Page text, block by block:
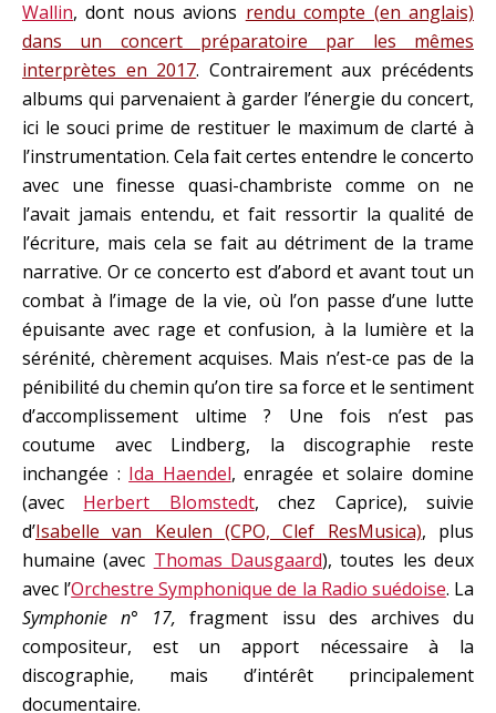
Wallin, dont nous avions rendu compte (en anglais)
dans un concert préparatoire par les mêmes
interprètes en 2017. Contrairement aux précédents
albums qui parvenaient à garder l’énergie du concert,
ici le souci prime de restituer le maximum de clarté à
l’instrumentation. Cela fait certes entendre le concerto
avec une finesse quasi-chambriste comme on ne
l’avait jamais entendu, et fait ressortir la qualité de
l’écriture, mais cela se fait au détriment de la trame
narrative. Or ce concerto est d’abord et avant tout un
combat à l’image de la vie, où l’on passe d’une lutte
épuisante avec rage et confusion, à la lumière et la
sérénité, chèrement acquises. Mais n’est-ce pas de la
pénibilité du chemin qu’on tire sa force et le sentiment
d’accomplissement ultime ? Une fois n’est pas
coutume avec Lindberg, la discographie reste
inchangée : Ida Haendel, enragée et solaire domine
(avec Herbert Blomstedt, chez Caprice), suivie
d’Isabelle van Keulen (CPO, Clef ResMusica), plus
humaine (avec Thomas Dausgaard), toutes les deux
avec l’Orchestre Symphonique de la Radio suédoise. La
Symphonie n° 17,fragment issu des archives du
compositeur, est un apport nécessaire à la
discographie, mais d’intérêt principalement
documentaire.